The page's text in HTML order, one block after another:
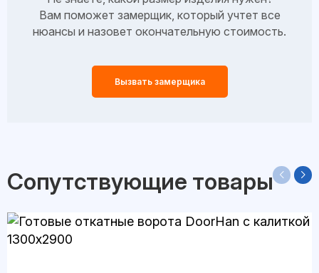
Вам поможет замерщик, который учтет все
нюансы и назовет окончательную стоимость.
Вызвать замерщика
Сопутствующие товары